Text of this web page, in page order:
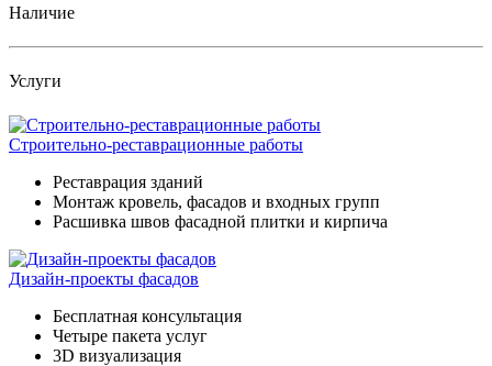
Наличие
Услуги
Строительно-реставрационные работы
Реставрация зданий
Монтаж кровель, фасадов и входных групп
Расшивка швов фасадной плитки и кирпича
Дизайн-проекты фасадов
Бесплатная консультация
Четыре пакета услуг
3D визуализация